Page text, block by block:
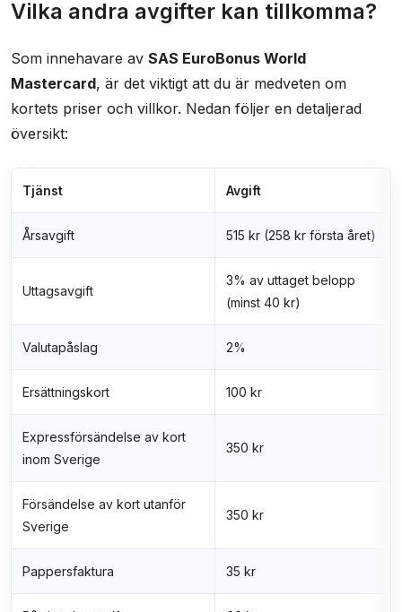
Vilka andra avgifter kan tillkomma?
Som innehavare av SAS EuroBonus World
Mastercard, är det viktigt att du är medveten om
kortets priser och villkor. Nedan följer en detaljerad
översikt:
Tjänst Avgift
Årsavgift 515 kr (258 kr första året)
Uttagsavgift
3% av uttaget belopp
(minst 40 kr)
Valutapåslag 2%
Ersättningskort 100 kr
Expressförsändelse av kort
inom Sverige
350 kr
Försändelse av kort utanför
Sverige
350 kr
Pappersfaktura 35 kr